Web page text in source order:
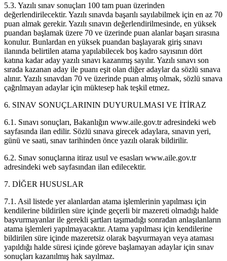
5.3. Yazılı sınav sonuçları 100 tam puan üzerinden
değerlendirilecektir. Yazılı sınavda başarılı sayılabilmek için en az 70
puan almak gerekir. Yazılı sınavın değerlendirilmesinde, en yüksek
puandan başlamak üzere 70 ve üzerinde puan alanlar başarı sırasına
konulur. Bunlardan en yüksek puandan başlayarak giriş sınavı
ilanında belirtilen atama yapılabilecek boş kadro sayısının dört
katına kadar aday yazılı sınavı kazanmış sayılır. Yazılı sınavı son
sırada kazanan aday ile puanı eşit olan diğer adaylar da sözlü sınava
alınır. Yazılı sınavdan 70 ve üzerinde puan almış olmak, sözlü sınava
çağrılmayan adaylar için müktesep hak teşkil etmez.
6. SINAV SONUÇLARININ DUYURULMASI VE İTİRAZ
6.1. Sınavı sonuçları, Bakanlığın www.aile.gov.tr adresindeki web
sayfasında ilan edilir. Sözlü sınava girecek adaylara, sınavın yeri,
günü ve saati, sınav tarihinden önce yazılı olarak bildirilir.
6.2. Sınav sonuçlarına itiraz usul ve esasları www.aile.gov.tr
adresindeki web sayfasından ilan edilecektir.
7. DİĞER HUSUSLAR
7.1. Asil listede yer alanlardan atama işlemlerinin yapılması için
kendilerine bildirilen süre içinde geçerli bir mazereti olmadığı halde
başvurmayanlar ile gerekli şartları taşımadığı sonradan anlaşılanların
atama işlemleri yapılmayacaktır. Atama yapılması için kendilerine
bildirilen süre içinde mazeretsiz olarak başvurmayan veya ataması
yapıldığı halde süresi içinde göreve başlamayan adaylar için sınav
sonuçları kazanılmış hak sayılmaz.